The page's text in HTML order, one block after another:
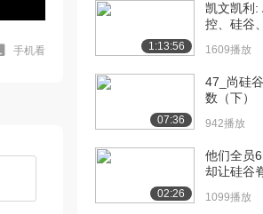
手机看
[7] 06_尚硅谷_项目技术
点-Myba...
[8] 07_尚硅谷_项目技术
点-Myba...
[9] 07_尚硅谷_项目技术
点-Myba...
1:13:56
凯文凯利:
控、硅谷
1609播放
07:36
47_尚硅
数（下）
942播放
02:26
他们全员6
却让硅谷
1099播放